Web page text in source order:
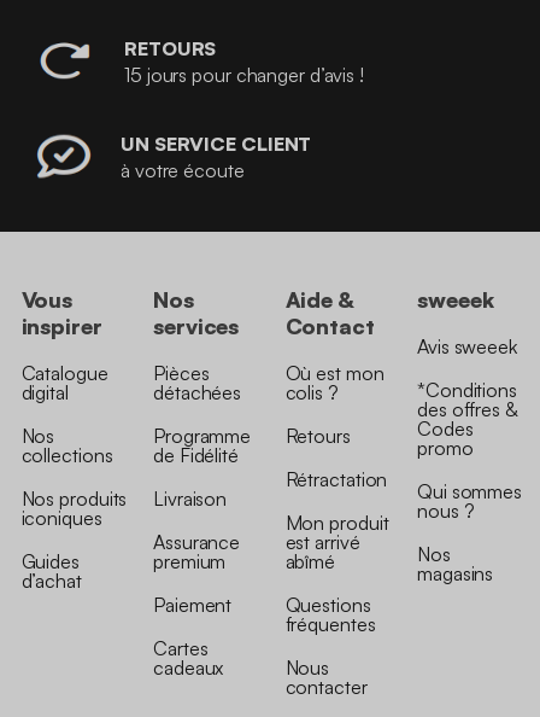
RETOURS
15 jours pour changer d’avis !
UN SERVICE CLIENT
à votre écoute
Vous
inspirer
Catalogue
digital
Nos
collections
Nos produits
iconiques
Guides
d’achat
Nos
services
Pièces
détachées
Programme
de Fidélité
Livraison
Assurance
premium
Paiement
Cartes
cadeaux
Aide &
Contact
Où est mon
colis ?
Retours
Rétractation
Mon produit
est arrivé
abîmé
Questions
fréquentes
Nous
contacter
sweeek
Avis sweeek
*Conditions
des offres &
Codes
promo
Qui sommes
nous ?
Nos
magasins